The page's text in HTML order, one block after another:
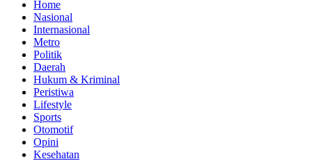
Home
Nasional
Internasional
Metro
Politik
Daerah
Hukum & Kriminal
Peristiwa
Lifestyle
Sports
Otomotif
Opini
Kesehatan